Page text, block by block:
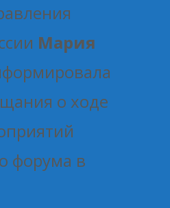
Мария
о ходе
форума в